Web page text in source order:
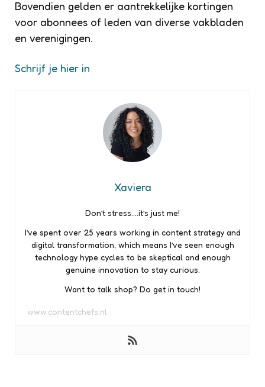
Bovendien gelden er aantrekkelijke kortingen
voor abonnees of leden van diverse vakbladen
en verenigingen.
Schrijf je hier in
Xaviera
Don’t stress….it’s just me!
I’ve spent over 25 years working in content strategy and
digital transformation, which means I’ve seen enough
technology hype cycles to be skeptical and enough
genuine innovation to stay curious.
Want to talk shop? Do get in touch!
www.contentchefs.nl